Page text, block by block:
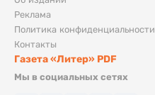
Реклама
Политика конфиденциальности
Контакты
Газета «Литер» PDF
Мы в социальных сетях